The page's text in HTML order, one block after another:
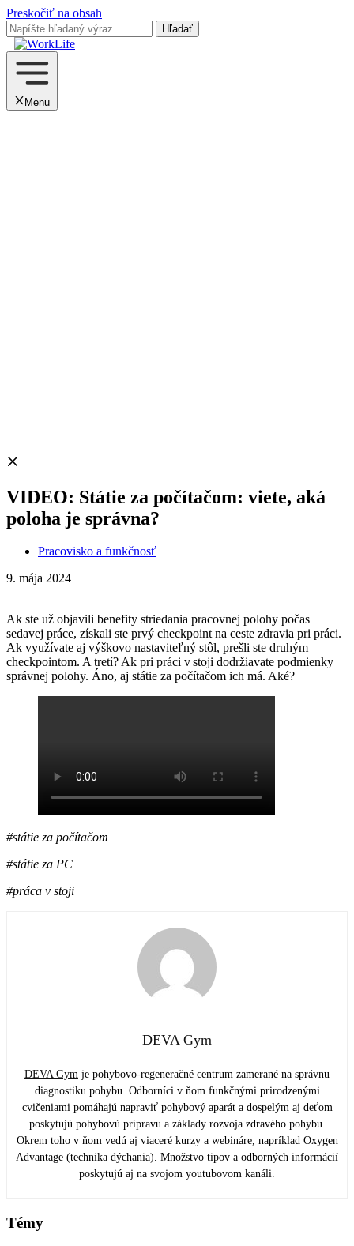
Preskočiť na obsah
Menu
VIDEO: Státie za počítačom: viete, aká
poloha je správna?
Pracovisko a funkčnosť
9. mája 2024
Ak ste už objavili benefity striedania pracovnej polohy počas
sedavej práce, získali ste prvý checkpoint na ceste zdravia pri práci.
Ak využívate aj výškovo nastaviteľný stôl, prešli ste druhým
checkpointom. A tretí? Ak pri práci v stoji dodržiavate podmienky
správnej polohy. Áno, aj státie za počítačom ich má. Aké?
#státie za počítačom
#státie za PC
#práca v stoji
DEVA Gym
DEVA Gym je pohybovo-regeneračné centrum zamerané na správnu
diagnostiku pohybu. Odborníci v ňom funkčnými prirodzenými
cvičeniami pomáhajú napraviť pohybový aparát a dospelým aj deťom
poskytujú pohybovú prípravu a základy rozvoja zdravého pohybu.
Okrem toho v ňom vedú aj viaceré kurzy a webináre, napríklad Oxygen
Advantage (technika dýchania). Množstvo tipov a odborných informácií
poskytujú aj na svojom youtubovom kanáli.
Témy